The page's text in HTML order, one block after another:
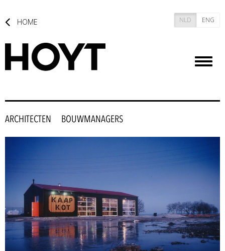
HOME NLD ENG
ARCHITECTEN BOUWMANAGERS